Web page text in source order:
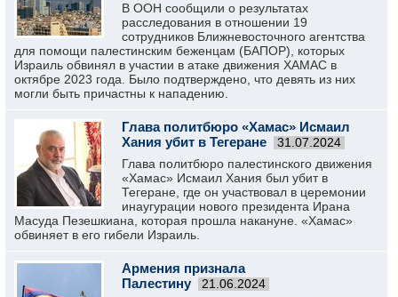
В ООН сообщили о результатах
расследования в отношении 19
сотрудников Ближневосточного агентства
для помощи палестинским беженцам (БАПОР), которых
Израиль обвинял в участии в атаке движения ХАМАС в
октябре 2023 года. Было подтверждено, что девять из них
могли быть причастны к нападению.
Глава политбюро «Хамас» Исмаил
Хания убит в Тегеране
31.07.2024
Глава политбюро палестинского движения
«Хамас» Исмаил Хания был убит в
Тегеране, где он участвовал в церемонии
инаугурации нового президента Ирана
Масуда Пезешкиана, которая прошла накануне. «Хамас»
обвиняет в его гибели Израиль.
Армения признала
Палестину
21.06.2024